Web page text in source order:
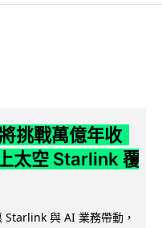
挑戰萬億年收
太空 Starlink 覆
Starlink 與 AI 業務帶動，